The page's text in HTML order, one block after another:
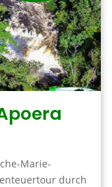
Marie-
durch